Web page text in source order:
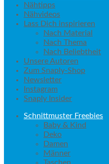
Nähtipps
Nähvideos
Lass Dich inspirieren
Nach Material
Nach Thema
Nach Beliebtheit
Unsere Autoren
Zum Snaply-Shop
Newsletter
Instagram
Snaply Insider
Schnittmuster Freebies
Baby & Kind
Deko
Damen
Männer